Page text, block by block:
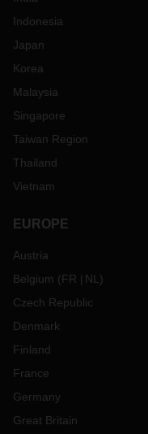
Indonesia
Japan
Korea
Malaysia
Singapore
Taiwan Region
Thailand
Vietnam
EUROPE
Austria
Belgium (FR NL )
Czech Republic
Denmark
Finland
France
Germany
Great Britain